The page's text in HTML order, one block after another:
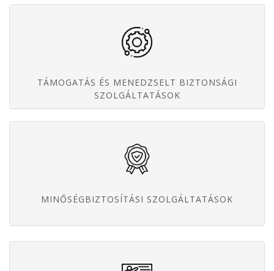
TÁMOGATÁS ÉS MENEDZSELT BIZTONSÁGI
SZOLGÁLTATÁSOK
MINŐSÉGBIZTOSÍTÁSI SZOLGÁLTATÁSOK